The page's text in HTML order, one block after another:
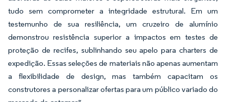
tudo sem comprometer a integridade estrutural. Em um
testemunho de sua resiliência, um cruzeiro de alumínio
demonstrou resistência superior a impactos em testes de
proteção de recifes, sublinhando seu apelo para charters de
expedição. Essas seleções de materiais não apenas aumentam
a flexibilidade de design, mas também capacitam os
construtores a personalizar ofertas para um público variado do